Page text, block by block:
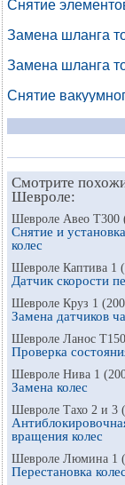
Снятие
Замена шланга
Замена шланга
Снятие
Смотрите
Шевроле:
Шевроле Авео Т300
Снятие и
колес
Шевроле Каптива 1
Датчик скорости
Шевроле Круз 1
Замена датчиков
Шевроле Ланос
Проверка
Шевроле Нива 1
Замена колес
Шевроле Тахо 2 и 3
вращения колес
Шевроле Люмина 1
Перестановка